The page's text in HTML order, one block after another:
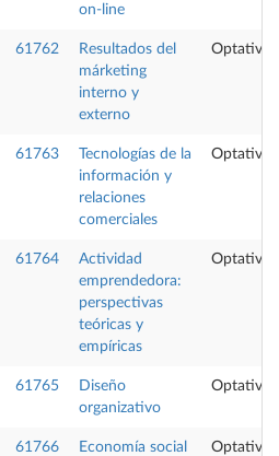
on-line
61762
Resultados del
márketing
interno y
externo
Optativa
61763
Tecnologías de la
información y
relaciones
comerciales
Optativa
61764
Actividad
emprendedora:
perspectivas
teóricas y
empíricas
Optativa
61765
Diseño
organizativo
Optativa
61766
Economía social
Optativa